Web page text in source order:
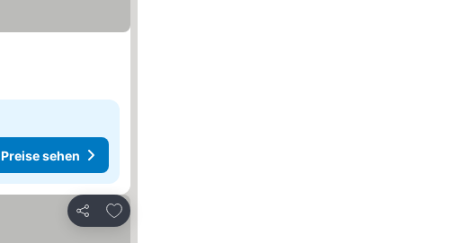
Preise sehen
Teilen
Zu Favoriten hinzufügen